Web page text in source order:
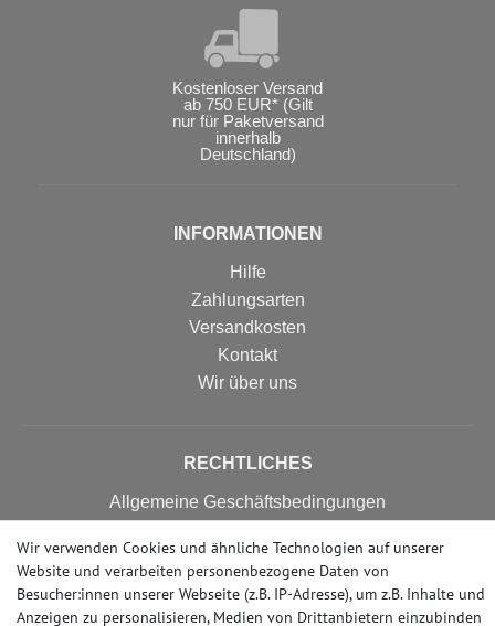
Kostenloser Versand
ab 750 EUR* (Gilt
nur für Paketversand
innerhalb
Deutschland)
INFORMATIONEN
Hilfe
Zahlungsarten
Versandkosten
Kontakt
Wir über uns
RECHTLICHES
Allgemeine Geschäftsbedingungen
Datenschutzerklärung
Impressum
Erklärung zur Barrierefreiheit
Wir verwenden Cookies und ähnliche Technologien auf unserer
Website und verarbeiten personenbezogene Daten von
Besucher:innen unserer Webseite (z.B. IP-Adresse), um z.B. Inhalte und
Anzeigen zu personalisieren, Medien von Drittanbietern einzubinden